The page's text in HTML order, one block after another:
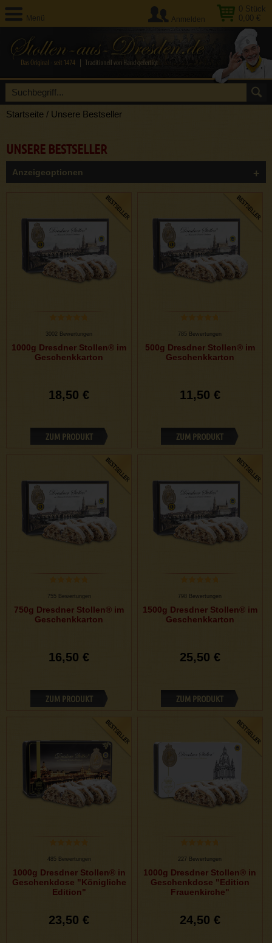
Menü
0 Stück
0,00 €
Anmelden
Startseite / Unsere Bestseller
UNSERE BESTSELLER
Anzeigeoptionen
3002 Bewertungen
1000g Dresdner Stollen® im
Geschenkkarton
18,50 €
ZUM PRODUKT
785 Bewertungen
500g Dresdner Stollen® im
Geschenkkarton
11,50 €
ZUM PRODUKT
755 Bewertungen
750g Dresdner Stollen® im
Geschenkkarton
16,50 €
ZUM PRODUKT
798 Bewertungen
1500g Dresdner Stollen® im
Geschenkkarton
25,50 €
ZUM PRODUKT
485 Bewertungen
1000g Dresdner Stollen® in
Geschenkdose "Königliche
Edition"
23,50 €
227 Bewertungen
1000g Dresdner Stollen® in
Geschenkdose "Edition
Frauenkirche"
24,50 €